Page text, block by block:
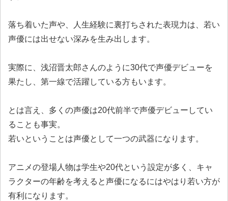
落ち着いた声や、人生経験に裏打ちされた表現力は、若い
声優には出せない深みを生み出します。
実際に、浅沼晋太郎さんのように30代で声優デビューを
果たし、第一線で活躍している方もいます。
とは言え、多くの声優は20代前半で声優デビューしてい
ることも事実。
若いということは声優として一つの武器になります。
アニメの登場人物は学生や20代という設定が多く、キャ
ラクターの年齢を考えると声優になるにはやはり若い方が
有利になります。